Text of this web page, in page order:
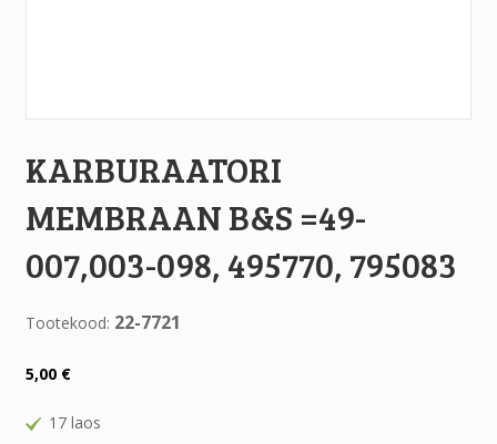
KARBURAATORI
MEMBRAAN B&S =49-
007,003-098, 495770, 795083
Tootekood: 22-7721
5,00 €
17 laos